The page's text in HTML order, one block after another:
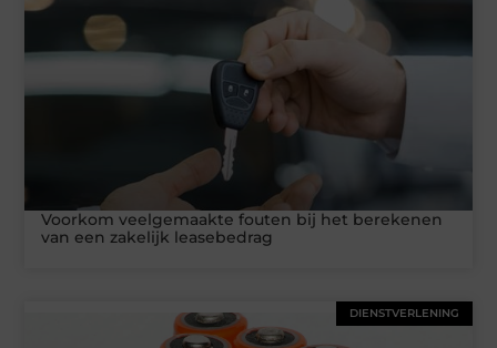
Voorkom veelgemaakte fouten bij het berekenen
van een zakelijk leasebedrag
DIENSTVERLENING